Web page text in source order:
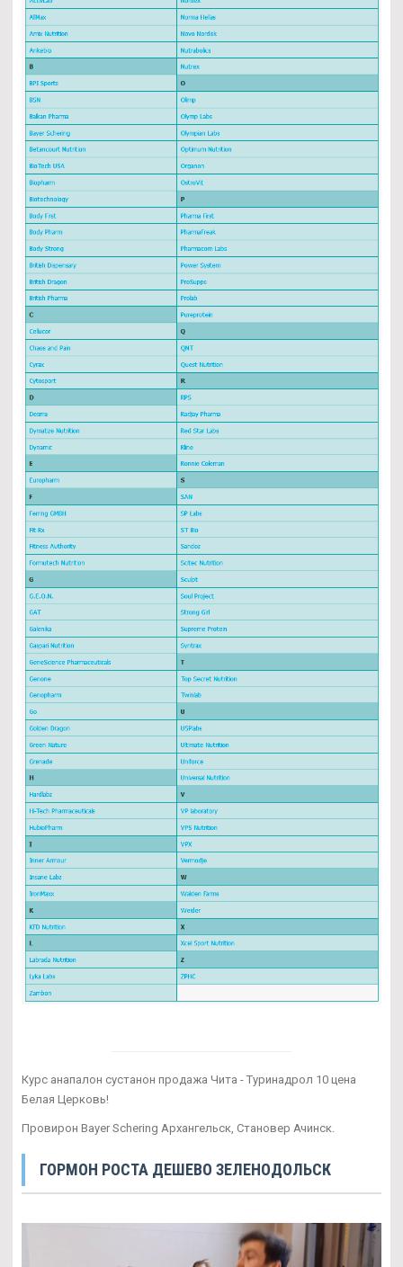
Курс анапалон сустанон продажа Чита - Туринадрол 10 цена
Белая Церковь!
Провирон Bayer Schering Архангельск, Становер Ачинск.
ГОРМОН РОСТА ДЕШЕВО ЗЕЛЕНОДОЛЬСК